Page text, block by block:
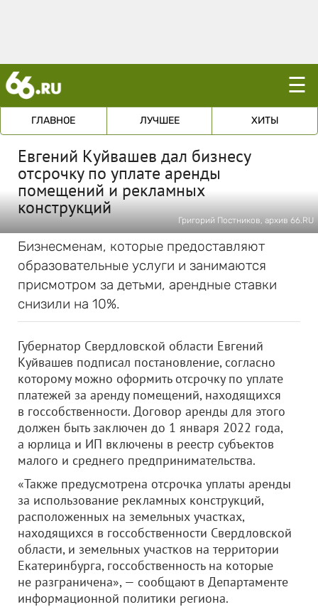
☰
ГЛАВНОЕ ЛУЧШЕЕ ХИТЫ
Евгений Куйвашев дал бизнесу
отсрочку по уплате аренды
помещений и рекламных
конструкций
Григорий Постников, архив 66.RU
Бизнесменам, которые предоставляют
образовательные услуги и занимаются
присмотром за детьми, арендные ставки
снизили на 10%.
Губернатор Свердловской области Евгений
Куйвашев подписал постановление, согласно
которому можно оформить отсрочку по уплате
платежей за аренду помещений, находящихся
в госсобственности. Договор аренды для этого
должен быть заключен до 1 января 2022 года,
а юрлица и ИП включены в реестр субъектов
малого и среднего предпринимательства.
«Также предусмотрена отсрочка уплаты аренды
за использование рекламных конструкций,
расположенных на земельных участках,
находящихся в госсобственности Свердловской
области, и земельных участков на территории
Екатеринбурга, госсобственность на которые
не разграничена», — сообщают в Департаменте
информационной политики региона.